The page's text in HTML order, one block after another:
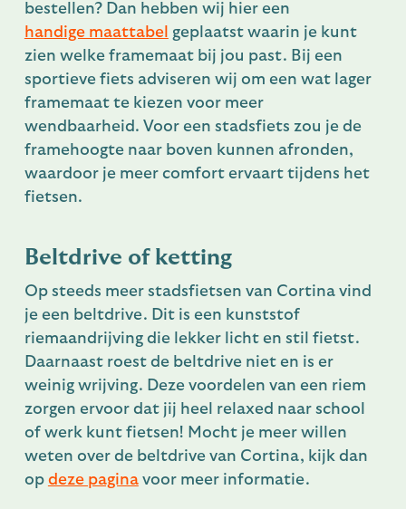
bestellen? Dan hebben wij hier een
handige maattabel geplaatst waarin je kunt
zien welke framemaat bij jou past. Bij een
sportieve fiets adviseren wij om een wat lager
framemaat te kiezen voor meer
wendbaarheid. Voor een stadsfiets zou je de
framehoogte naar boven kunnen afronden,
waardoor je meer comfort ervaart tijdens het
fietsen.
Beltdrive of ketting
Op steeds meer stadsfietsen van Cortina vind
je een beltdrive. Dit is een kunststof
riemaandrijving die lekker licht en stil fietst.
Daarnaast roest de beltdrive niet en is er
weinig wrijving. Deze voordelen van een riem
zorgen ervoor dat jij heel relaxed naar school
of werk kunt fietsen! Mocht je meer willen
weten over de beltdrive van Cortina, kijk dan
op deze paginavoor meer informatie.